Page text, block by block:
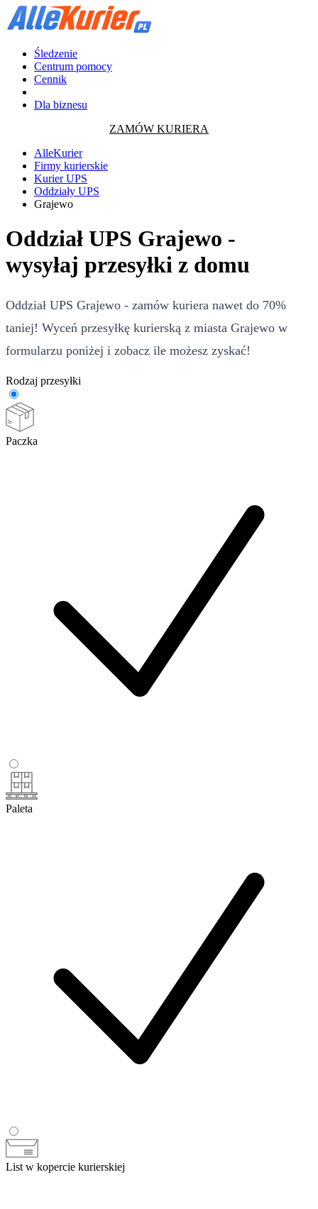
Śledzenie
Centrum pomocy
Cennik
Dla biznesu
ZAMÓW KURIERA
AlleKurier
Firmy kurierskie
Kurier UPS
Oddziały UPS
Grajewo
Oddział UPS Grajewo -
wysyłaj przesyłki z domu
Oddział UPS Grajewo - zamów kuriera nawet do 70%
taniej! Wyceń przesyłkę kurierską z miasta Grajewo w
formularzu poniżej i zobacz ile możesz zyskać!
Rodzaj przesyłki
Paczka
Paleta
List w kopercie kurierskiej